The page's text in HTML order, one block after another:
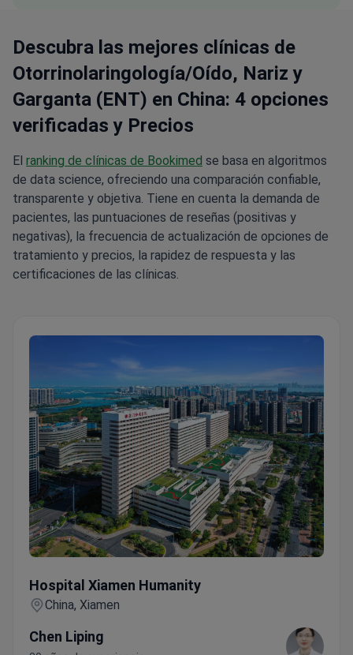
Descubra las mejores clínicas de
Otorrinolaringología/Oído, Nariz y
Garganta (ENT) en China: 4 opciones
verificadas y Precios
El ranking de clínicas de Bookimed se basa en algoritmos
de data science, ofreciendo una comparación confiable,
transparente y objetiva. Tiene en cuenta la demanda de
pacientes, las puntuaciones de reseñas (positivas y
negativas), la frecuencia de actualización de opciones de
tratamiento y precios, la rapidez de respuesta y las
certificaciones de las clínicas.
Hospital Xiamen Humanity
China, Xiamen
Chen Liping